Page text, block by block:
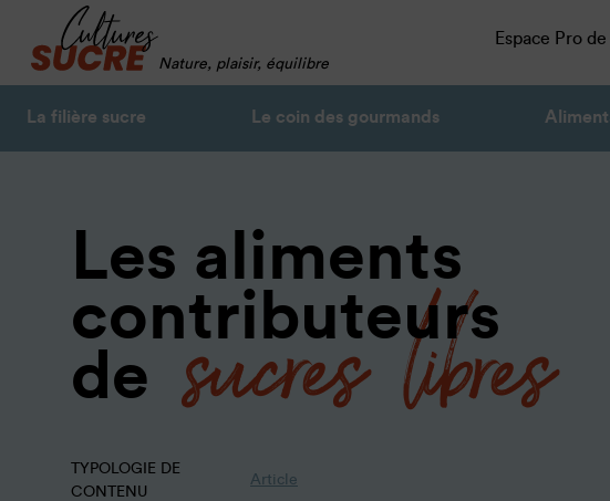
Nature, plaisir, équilibre
Espace Pro
La filière sucre Le coin des gourmands
Les aliments
contributeurs
de
sucres libres
TYPOLOGIE DE
CONTENU
Article